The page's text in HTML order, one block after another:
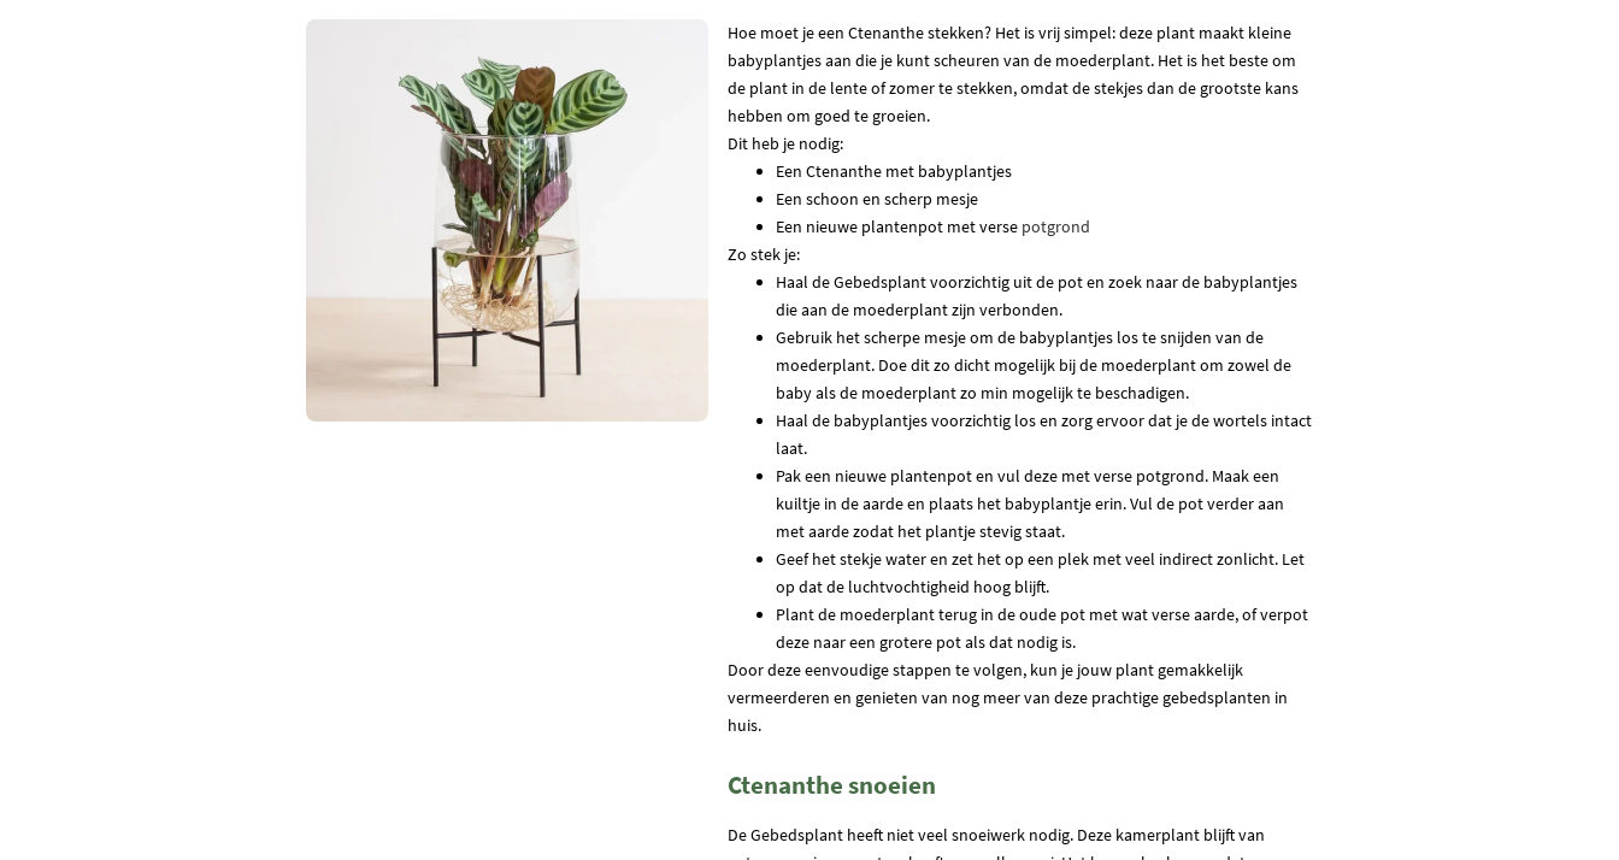
Hoe moet je een Ctenanthe stekken? Het is vrij simpel: deze plant maakt kleine
babyplantjes aan die je kunt scheuren van de moederplant. Het is het beste om
de plant in de lente of zomer te stekken, omdat de stekjes dan de grootste kans
hebben om goed te groeien.
Dit heb je nodig:
Een Ctenanthe met babyplantjes
Een schoon en scherp mesje
Een nieuwe plantenpot met verse potgrond
Zo stek je:
Haal de Gebedsplant voorzichtig uit de pot en zoek naar de babyplantjes
die aan de moederplant zijn verbonden.
Gebruik het scherpe mesje om de babyplantjes los te snijden van de
moederplant. Doe dit zo dicht mogelijk bij de moederplant om zowel de
baby als de moederplant zo min mogelijk te beschadigen.
Haal de babyplantjes voorzichtig los en zorg ervoor dat je de wortels intact
laat.
Pak een nieuwe plantenpot en vul deze met verse potgrond. Maak een
kuiltje in de aarde en plaats het babyplantje erin. Vul de pot verder aan
met aarde zodat het plantje stevig staat.
Geef het stekje water en zet het op een plek met veel indirect zonlicht. Let
op dat de luchtvochtigheid hoog blijft.
Plant de moederplant terug in de oude pot met wat verse aarde, of verpot
deze naar een grotere pot als dat nodig is.
Door deze eenvoudige stappen te volgen, kun je jouw plant gemakkelijk
vermeerderen en genieten van nog meer van deze prachtige gebedsplanten in
huis.
Ctenanthe snoeien
De Gebedsplant heeft niet veel snoeiwerk nodig. Deze kamerplant blijft van